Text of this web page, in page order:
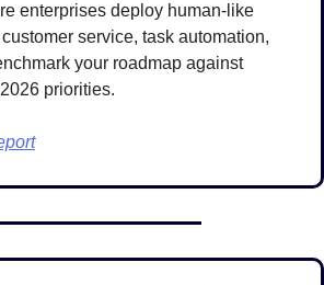
enterprises deploy human-like
service, task automation,
your roadmap against
priorities.